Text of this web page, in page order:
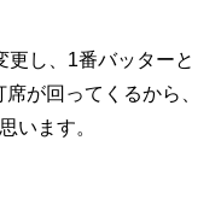
更し、1番バッターと
が回ってくるから、
います。